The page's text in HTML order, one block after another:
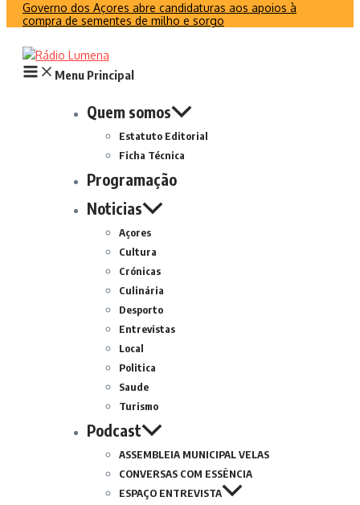
Governo dos Açores abre candidaturas aos apoios à
compra de sementes de milho e sorgo
Menu Principal
Quem somos
Estatuto Editorial
Ficha Técnica
Programação
Noticias
Açores
Cultura
Crónicas
Culinária
Desporto
Entrevistas
Local
Politica
Saude
Turismo
Podcast
ASSEMBLEIA MUNICIPAL VELAS
CONVERSAS COM ESSÊNCIA
ESPAÇO ENTREVISTA